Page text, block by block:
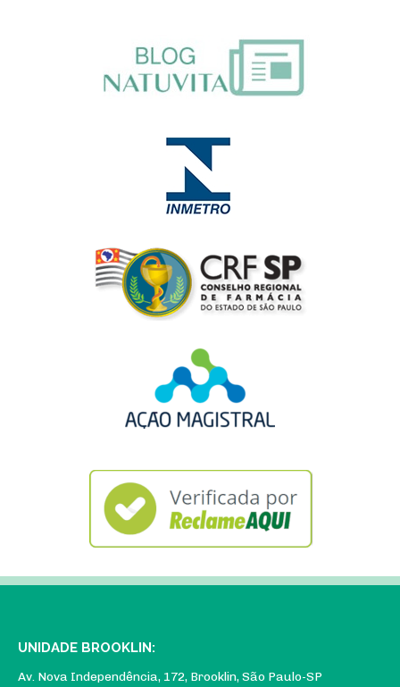
UNIDADE BROOKLIN:
Av. Nova Independência, 172, Brooklin, São Paulo-SP